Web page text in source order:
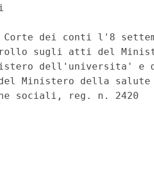
dei conti l'8
sugli atti del
dell'universita' e
Ministero della